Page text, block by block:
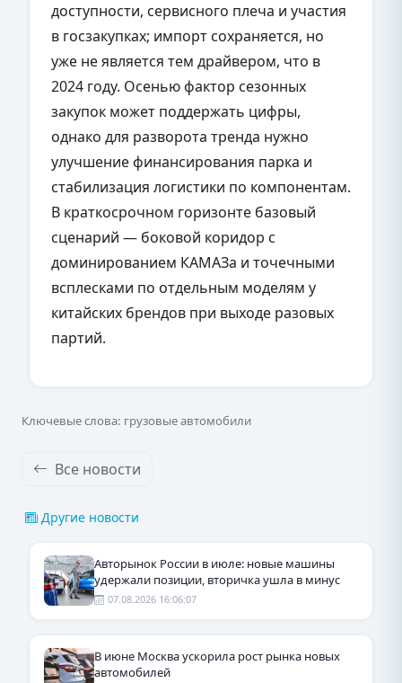
доступности, сервисного плеча и участия
в госзакупках; импорт сохраняется, но
уже не является тем драйвером, что в
2024 году. Осенью фактор сезонных
закупок может поддержать цифры,
однако для разворота тренда нужно
улучшение финансирования парка и
стабилизация логистики по компонентам.
В краткосрочном горизонте базовый
сценарий — боковой коридор с
доминированием КАМАЗа и точечными
всплесками по отдельным моделям у
китайских брендов при выходе разовых
партий.
Ключевые слова: грузовые автомобили
Все новости
Другие новости
Авторынок России в июле: новые машины
удержали позиции, вторичка ушла в минус
07.08.2026 16:06:07
В июне Москва ускорила рост рынка новых
автомобилей